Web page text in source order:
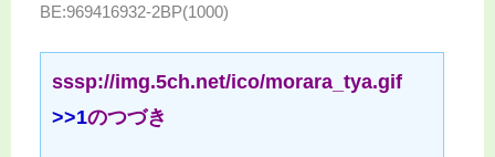
BE:969416932-2BP(1000)
sssp://img.5ch.net/ico/morara_tya.gif
>>1のつづき